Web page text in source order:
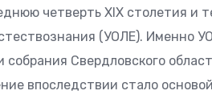
четверть XIX столетия и
(УОЛЕ). Именно
Свердловского
впоследствии стало